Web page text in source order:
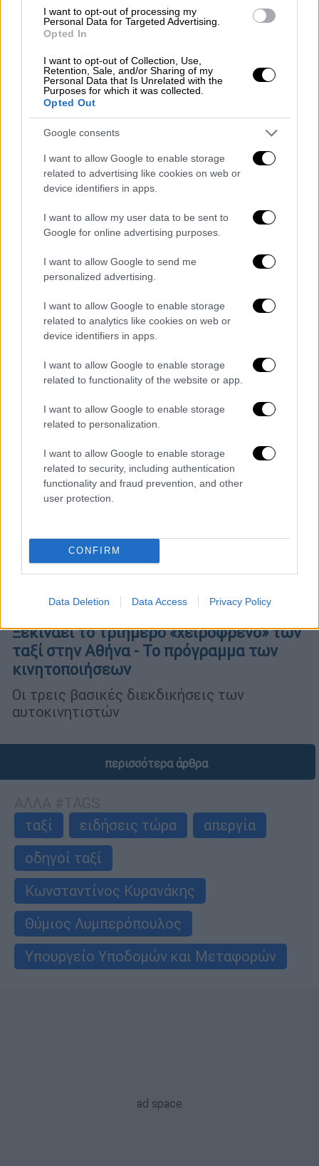
I want to opt-out of processing my
Personal Data for Targeted Advertising.
Opted In
I want to opt-out of Collection, Use,
Retention, Sale, and/or Sharing of my
Personal Data that Is Unrelated with the
Purposes for which it was collected.
Opted Out
Google consents
I want to allow Google to enable storage
related to advertising like cookies on web or
device identifiers in apps.
I want to allow my user data to be sent to
Google for online advertising purposes.
I want to allow Google to send me
personalized advertising.
I want to allow Google to enable storage
related to analytics like cookies on web or
device identifiers in apps.
I want to allow Google to enable storage
related to functionality of the website or app.
I want to allow Google to enable storage
related to personalization.
I want to allow Google to enable storage
related to security, including authentication
functionality and fraud prevention, and other
user protection.
CONFIRM
Data Deletion Data Access Privacy Policy
17.02.2026 18:57
Ναυαγεί ο διάλογος για τα ταξί: Στα
άκρα η σύγκρουση με το υπουργείο -
Ανοιχτό το ενδεχόμενο απεργίας
διαρκείας
Σε ανοιχτό πολιτικό πόλεμο έχει
μετατραπεί πλέον η σύγκρουση των
αυτοκινητιστών ταξί με την ηγεσία του
Ξεκινάει το τριήμερο «χειρόφρενο» των
ταξί στην Αθήνα - Το πρόγραμμα των
κινητοποιήσεων
Οι τρεις βασικές διεκδικήσεις των
αυτοκινητιστών
περισσότερα άρθρα
ταξί
ειδήσεις τώρα
απεργία
οδηγοί ταξί
Κωνσταντίνος Κυρανάκης
Θύμιος Λυμπερόπουλος
Υπουργείο Υποδομών και Μεταφορών